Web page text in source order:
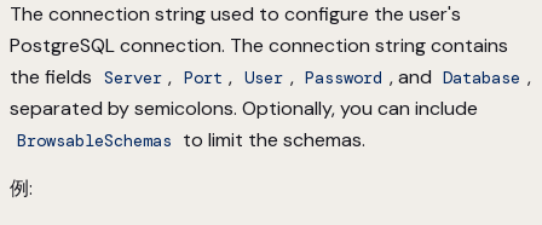
The connection string used to configure the user's
PostgreSQL connection. The connection string contains
the fields
Server , Port , User , Password , and Database ,
separated by semicolons. Optionally, you can include
BrowsableSchemas
to limit the schemas.
例: